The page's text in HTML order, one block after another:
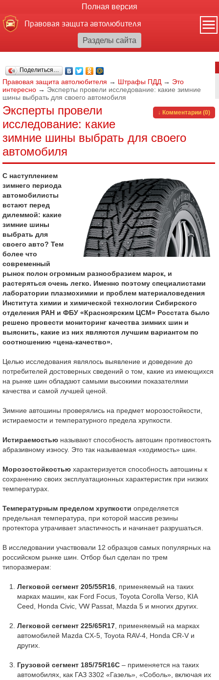
Полная версия
Правовая защита автолюбителя
Поделиться…
Правовая защита автолюбителя → Штрафы ПДД → Это
интересно → Эксперты провели исследование: какие зимние
шины выбрать для своего автомобиля
↓ Комментарии (0)
Эксперты провели
исследование: какие
зимние шины выбрать для своего
автомобиля
С наступлением
зимнего периода
автомобилисты
встают перед
дилеммой: какие
зимние шины
выбрать для
своего авто? Тем
более что
современный
рынок полон огромным разнообразием марок, и
растеряться очень легко. Именно поэтому специалистами
лаборатории плазмохимии и проблем материаловедения
Института химии и химической технологии Сибирского
отделения РАН и ФБУ «Красноярским ЦСМ» Росстата было
решено провести мониторинг качества зимних шин и
выяснить, какие из них являются лучшим вариантом по
соотношению «цена-качество».
Целью исследования являлось выявление и доведение до
потребителей достоверных сведений о том, какие из имеющихся
на рынке шин обладают самыми высокими показателями
качества и самой лучшей ценой.
Зимние автошины проверялись на предмет морозостойкости,
истираемости и температурного предела хрупкости.
Истираемостью называют способность автошин противостоять
абразивному износу. Это так называемая «ходимость» шин.
Морозостойкостью характеризуется способность автошины к
сохранению своих эксплуатационных характеристик при низких
температурах.
Температурным пределом хрупкости определяется
предельная температура, при которой массив резины
протектора утрачивает эластичность и начинает разрушаться.
В исследовании участвовали 12 образцов самых популярных на
российском рынке шин. Отбор был сделан по трем
типоразмерам:
Легковой сегмент 205/55R16 , применяемый на таких
марках машин, как Ford Focus, Toyota Corolla Verso, KIA
Ceed, Honda Civic, VW Passat, Mazda 5 и многих других.
Легковой сегмент 225/65R17 , применяемый на марках
автомобилей Mazda CX-5, Toyota RAV-4, Honda CR-V и
других.
Грузовой сегмент 185/75R16C – применяется на таких
автомобилях, как ГАЗ 3302 «Газель», «Соболь», включая их